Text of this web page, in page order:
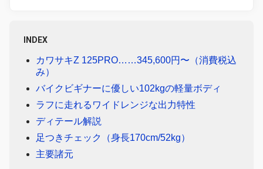
INDEX
カワサキZ 125PRO……345,600円〜（消費税込
み）
バイクビギナーに優しい102kgの軽量ボディ
ラフに走れるワイドレンジな出力特性
ディテール解説
足つきチェック（身長170cm/52kg）
主要諸元